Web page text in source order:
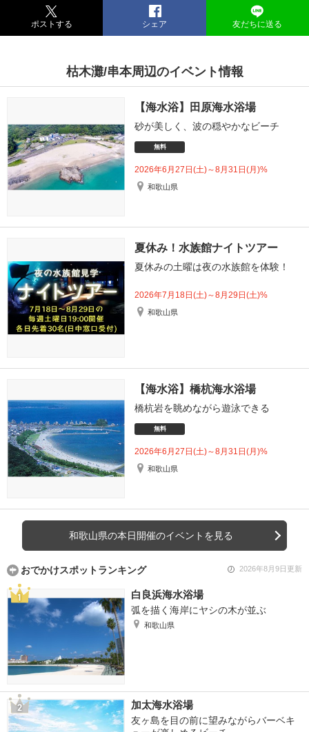
ポストする シェア 友だちに送る
枯木灘/串本周辺のイベント情報
【海水浴】田原海水浴場
砂が美しく、波の穏やかなビーチ
無料
2026年6月27日(土)～8月31日(月)%
和歌山県
夏休み！水族館ナイトツアー
夏休みの土曜は夜の水族館を体験！
2026年7月18日(土)～8月29日(土)%
和歌山県
【海水浴】橋杭海水浴場
橋杭岩を眺めながら遊泳できる
無料
2026年6月27日(土)～8月31日(月)%
和歌山県
和歌山県の本日開催のイベントを見る
おでかけスポットランキング 2026年8月9日更新
白良浜海水浴場
弧を描く海岸にヤシの木が並ぶ
和歌山県
加太海水浴場
友ヶ島を目の前に望みながらバーベキ